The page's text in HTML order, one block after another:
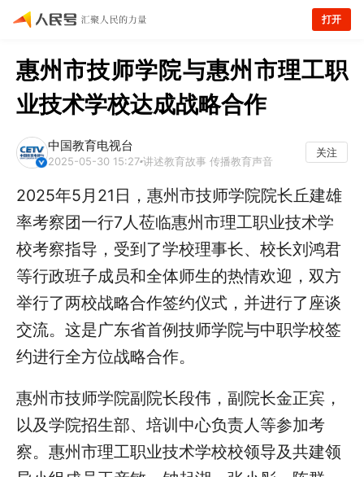
打开
惠州市技师学院与惠州市理工职
业技术学校达成战略合作
中国教育电视台
2025-05-30 15:27 讲述教育故事 传播教育声音
关注
2025年5月21日，惠州市技师学院院长丘建雄
率考察团一行7人莅临惠州市理工职业技术学
校考察指导，受到了学校理事长、校长刘鸿君
等行政班子成员和全体师生的热情欢迎，双方
举行了两校战略合作签约仪式，并进行了座谈
交流。这是广东省首例技师学院与中职学校签
约进行全方位战略合作。
惠州市技师学院副院长段伟，副院长金正宾，
以及学院招生部、培训中心负责人等参加考
察。惠州市理工职业技术学校校领导及共建领